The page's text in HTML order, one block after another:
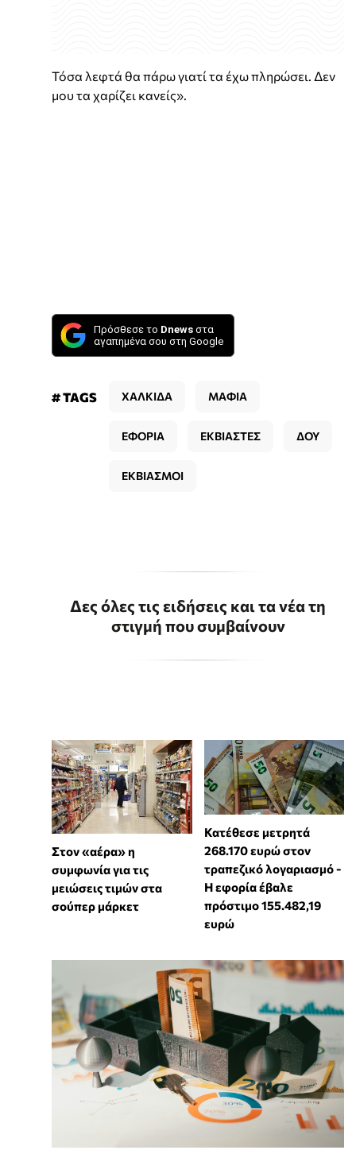
Τόσα λεφτά θα πάρω γιατί τα έχω πληρώσει. Δεν
μου τα χαρίζει κανείς».
Πρόσθεσε το Dnews στα
αγαπημένα σου στη Google
# TAGS ΧΑΛΚΙΔΑ ΜΑΦΙΑ
ΕΦΟΡΙΑ ΕΚΒΙΑΣΤΕΣ ΔΟΥ
ΕΚΒΙΑΣΜΟΙ
Δες όλες τις ειδήσεις και τα νέα τη
στιγμή που συμβαίνουν
Στον «αέρα» η
συμφωνία για τις
μειώσεις τιμών στα
σούπερ μάρκετ
Κατέθεσε μετρητά
268.170 ευρώ στον
τραπεζικό λογαριασμό -
Η εφορία έβαλε
πρόστιμο 155.482,19
ευρώ